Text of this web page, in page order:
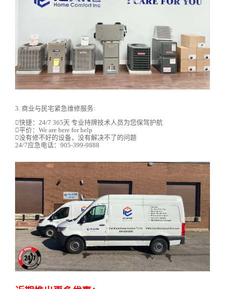
3. 商业与民宅紧急维修服务:
快捷：24/7 365天 专业持牌技术人员为您保驾护航
平价：We are here for help
没有修不好的设备，没有解决不了的问题
24/7应急电话：905-399-9888